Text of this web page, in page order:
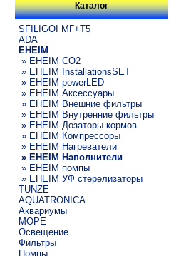
Каталог
SFILIGOI МГ+Т5
ADA
EHEIM
» EHEIM CO2
» EHEIM InstallationsSET
» EHEIM powerLED
» EHEIM Аксессуары
» EHEIM Внешние фильтры
» EHEIM Внутренние фильтры
» EHEIM Дозаторы кормов
» EHEIM Компрессоры
» EHEIM Нагреватели
» EHEIM Наполнители
» EHEIM помпы
» EHEIM УФ стерелизаторы
TUNZE
AQUATRONICA
Аквариумы
МОРЕ
Освещение
Фильтры
Помпы